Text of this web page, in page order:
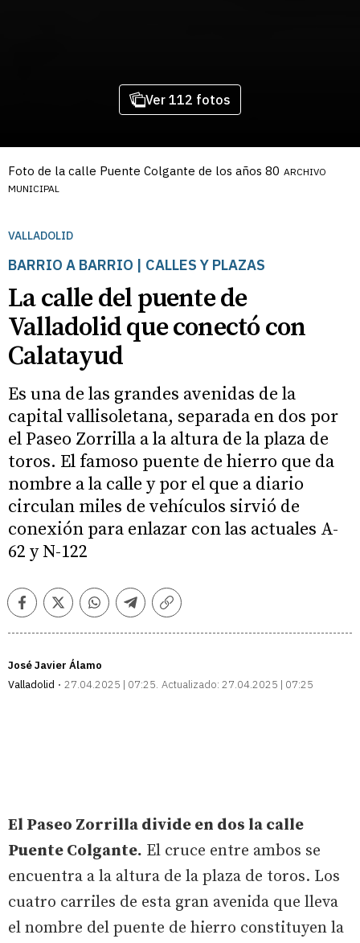
Ver 112 fotos
Foto de la calle Puente Colgante de los años 80 ARCHIVO
MUNICIPAL
VALLADOLID
BARRIO A BARRIO | CALLES Y PLAZAS
La calle del puente de
Valladolid que conectó con
Calatayud
Es una de las grandes avenidas de la
capital vallisoletana, separada en dos por
el Paseo Zorrilla a la altura de la plaza de
toros. El famoso puente de hierro que da
nombre a la calle y por el que a diario
circulan miles de vehículos sirvió de
conexión para enlazar con las actuales A-
62 y N-122
FacebookTwitterWhatsappTelegramCopiar
José Javier Álamo
Valladolid
27.04.2025 | 07:25 Actualizado: 27.04.2025 | 07:25
El Paseo Zorrilla divide en dos la calle
Puente Colgante. El cruce entre ambos se
encuentra a la altura de la plaza de toros. Los
cuatro carriles de esta gran avenida que lleva
el nombre del puente de hierro constituyen la